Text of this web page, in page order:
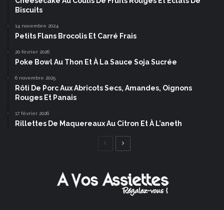
Biscuits
14 novembre 2024
Petits Flans Brocolis Et Carré Frais
20 février 2026
Poke Bowl Au Thon Et À La Sauce Soja Sucrée
6 novembre 2025
Rôti De Porc Aux Abricots Secs, Amandes, Oignons
Rouges Et Panais
17 février 2026
Rillettes De Maquereaux Au Citron Et À L’aneth
Page